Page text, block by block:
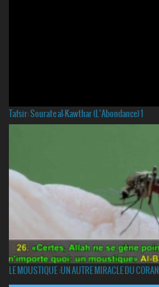
Tafsir: Sourate al-Kawthar (L’Abondance) 1
LE MOUSTIQUE :UN AUTRE MIRACLE DU CORAN